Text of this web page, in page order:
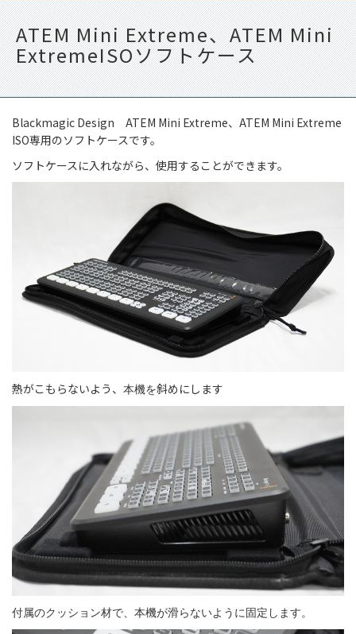
ATEM Mini Extreme、ATEM Mini
ExtremeISOソフトケース
Blackmagic Design ATEM Mini Extreme、 ATEM Mini Extreme
ISO専用のソフトケースです。
ソフトケースに入れながら、使用することができます。
熱がこもらないよう、 本機を斜めにします
付属のクッション材で、本機が滑らないように固定します。